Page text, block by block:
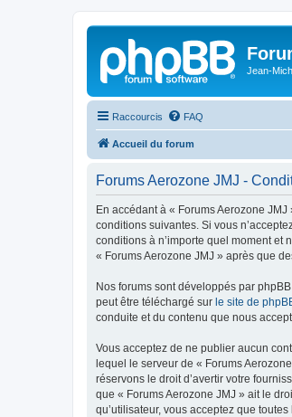
Jean-
Raccourcis FAQ
Accueil du forum
Forums Aerozone JMJ -
En accédant à « Forums Aerozone
conditions suivantes. Si vous
conditions à n’importe quel moment et
« Forums Aerozone JMJ » après que
Nos forums sont développés par
peut être téléchargé sur le site de
conduite et du contenu que nous
Vous acceptez de ne publier aucun
lequel le serveur de « Forums
réservons le droit d’avertir votre
que « Forums Aerozone JMJ » ait le
qu’utilisateur, vous acceptez que